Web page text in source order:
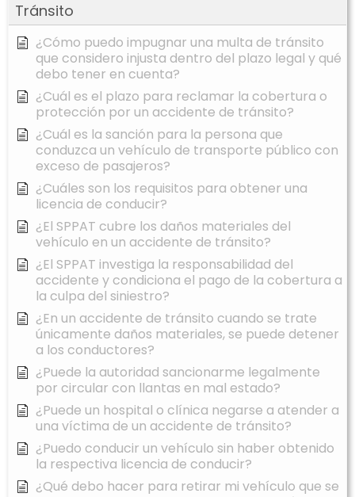
Tránsito
¿Cómo puedo impugnar una multa de tránsito
que considero injusta dentro del plazo legal y qué
debo tener en cuenta?
¿Cuál es el plazo para reclamar la cobertura o
protección por un accidente de tránsito?
¿Cuál es la sanción para la persona que
conduzca un vehículo de transporte público con
exceso de pasajeros?
¿Cuáles son los requisitos para obtener una
licencia de conducir?
¿El SPPAT cubre los daños materiales del
vehículo en un accidente de tránsito?
¿El SPPAT investiga la responsabilidad del
accidente y condiciona el pago de la cobertura a
la culpa del siniestro?
¿En un accidente de tránsito cuando se trate
únicamente daños materiales, se puede detener
a los conductores?
¿Puede la autoridad sancionarme legalmente
por circular con llantas en mal estado?
¿Puede un hospital o clínica negarse a atender a
una víctima de un accidente de tránsito?
¿Puedo conducir un vehículo sin haber obtenido
la respectiva licencia de conducir?
¿Qué debo hacer para retirar mi vehículo que se